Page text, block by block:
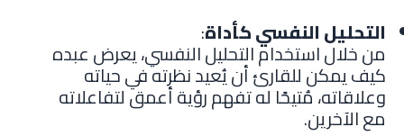
التحليل النفسي كأداة:
من خلال استخدام التحليل النفسي، يعرض عبده
كيف يمكن للقارئ أن يُعيد نظرته في حياته
وعلاقاته، مُتيحًا له تفهم رؤية أعمق لتفاعلاته
مع الآخرين.